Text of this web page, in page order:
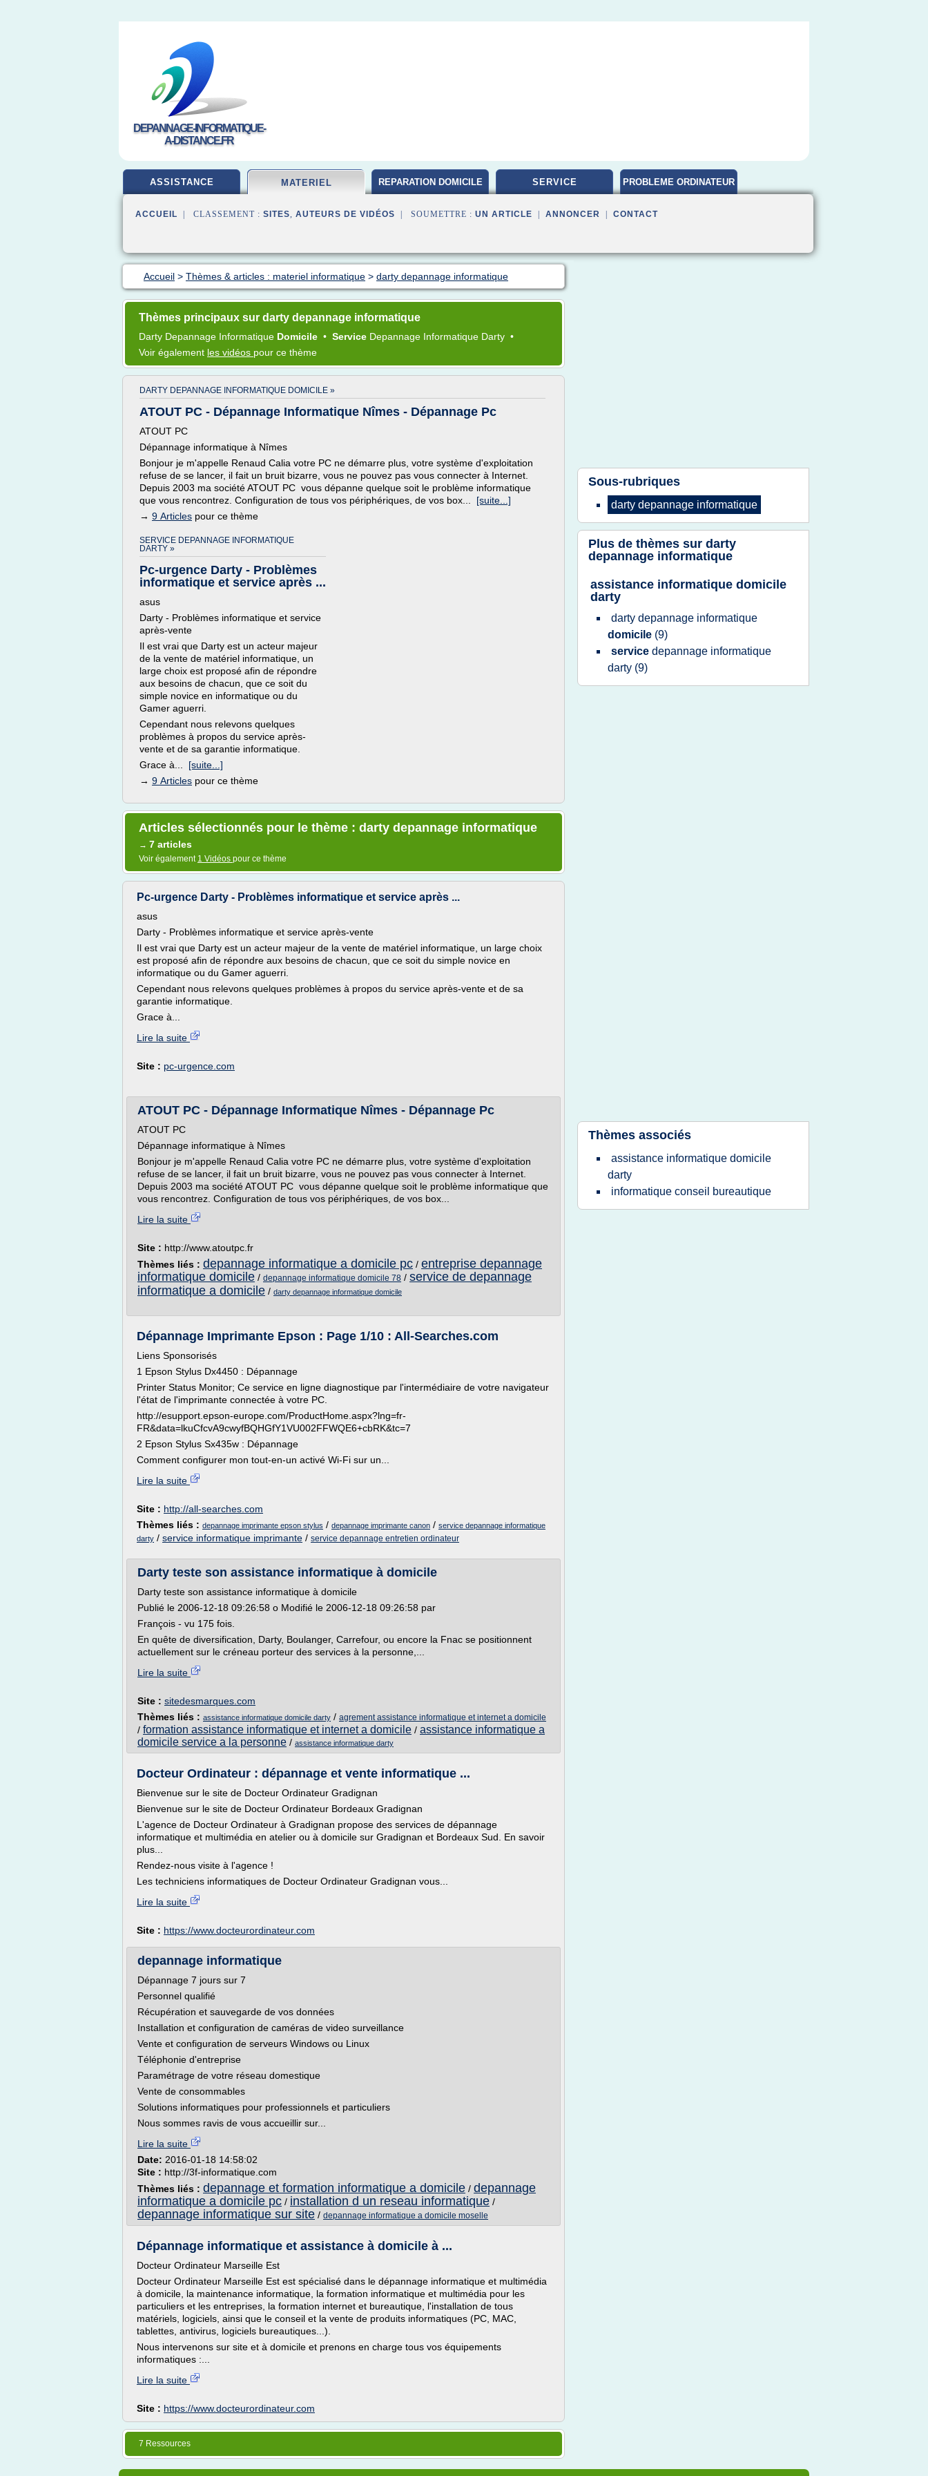
DEPANNAGE-INFORMATIQUE-
A-DISTANCE.FR
ASSISTANCE MATERIEL REPARATION DOMICILE SERVICE PROBLEME ORDINATEUR
ACCUEIL | CLASSEMENT : SITES, AUTEURS DE VIDÉOS | SOUMETTRE : UN ARTICLE ANNONCER CONTACT
Accueil > Thèmes & articles : materiel informatique > darty depannage informatique
Thèmes principaux sur darty depannage informatique
Darty Depannage Informatique Domicile • Service Depannage Informatique Darty •
Voir également les vidéos pour ce thème
DARTY DEPANNAGE INFORMATIQUE DOMICILE »
ATOUT PC - Dépannage Informatique Nîmes - Dépannage Pc
ATOUT PC
Dépannage informatique à Nîmes
Bonjour je m'appelle Renaud Calia votre PC ne démarre plus, votre système d'exploitation
refuse de se lancer, il fait un bruit bizarre, vous ne pouvez pas vous connecter à Internet.
Depuis 2003 ma société ATOUT PC vous dépanne quelque soit le problème informatique
que vous rencontrez. Configuration de tous vos périphériques, de vos box... [suite...]
→ 9 Articles pour ce thème
SERVICE DEPANNAGE INFORMATIQUE
DARTY »
Pc-urgence Darty - Problèmes
informatique et service après ...
asus
Darty - Problèmes informatique et service
après-vente
Il est vrai que Darty est un acteur majeur
de la vente de matériel informatique, un
large choix est proposé afin de répondre
aux besoins de chacun, que ce soit du
simple novice en informatique ou du
Gamer aguerri.
Cependant nous relevons quelques
problèmes à propos du service après-
vente et de sa garantie informatique.
Grace à... [suite...]
→ 9 Articles pour ce thème
Articles sélectionnés pour le thème : darty depannage informatique
→ 7 articles
Voir également 1 Vidéos pour ce thème
Pc-urgence Darty - Problèmes informatique et service après ...
asus
Darty - Problèmes informatique et service après-vente
Il est vrai que Darty est un acteur majeur de la vente de matériel informatique, un large choix
est proposé afin de répondre aux besoins de chacun, que ce soit du simple novice en
informatique ou du Gamer aguerri.
Cependant nous relevons quelques problèmes à propos du service après-vente et de sa
garantie informatique.
Grace à...
Lire la suite
Site : pc-urgence.com
ATOUT PC - Dépannage Informatique Nîmes - Dépannage Pc
ATOUT PC
Dépannage informatique à Nîmes
Bonjour je m'appelle Renaud Calia votre PC ne démarre plus, votre système d'exploitation
refuse de se lancer, il fait un bruit bizarre, vous ne pouvez pas vous connecter à Internet.
Depuis 2003 ma société ATOUT PC vous dépanne quelque soit le problème informatique que
vous rencontrez. Configuration de tous vos périphériques, de vos box...
Lire la suite
Site : http://www.atoutpc.fr
Thèmes liés : depannage informatique a domicile pc / entreprise depannage
informatique domicile / depannage informatique domicile 78 / service de depannage
informatique a domicile / darty depannage informatique domicile
Dépannage Imprimante Epson : Page 1/10 : All-Searches.com
Liens Sponsorisés
1 Epson Stylus Dx4450 : Dépannage
Printer Status Monitor; Ce service en ligne diagnostique par l'intermédiaire de votre navigateur
l'état de l'imprimante connectée à votre PC.
http://esupport.epson-europe.com/ProductHome.aspx?lng=fr-
FR&data=lkuCfcvA9cwyfBQHGfY1VU002FFWQE6+cbRK&tc=7
2 Epson Stylus Sx435w : Dépannage
Comment configurer mon tout-en-un activé Wi-Fi sur un...
Lire la suite
Site : http://all-searches.com
Thèmes liés : depannage imprimante epson stylus / depannage imprimante canon / service depannage informatique
darty / service informatique imprimante / service depannage entretien ordinateur
Darty teste son assistance informatique à domicile
Darty teste son assistance informatique à domicile
Publié le 2006-12-18 09:26:58 o Modifié le 2006-12-18 09:26:58 par
François - vu 175 fois.
En quête de diversification, Darty, Boulanger, Carrefour, ou encore la Fnac se positionnent
actuellement sur le créneau porteur des services à la personne,...
Lire la suite
Site : sitedesmarques.com
Thèmes liés : assistance informatique domicile darty / agrement assistance informatique et internet a domicile
/ formation assistance informatique et internet a domicile / assistance informatique a
domicile service a la personne / assistance informatique darty
Docteur Ordinateur : dépannage et vente informatique ...
Bienvenue sur le site de Docteur Ordinateur Gradignan
Bienvenue sur le site de Docteur Ordinateur Bordeaux Gradignan
L'agence de Docteur Ordinateur à Gradignan propose des services de dépannage
informatique et multimédia en atelier ou à domicile sur Gradignan et Bordeaux Sud. En savoir
plus...
Rendez-nous visite à l'agence !
Les techniciens informatiques de Docteur Ordinateur Gradignan vous...
Lire la suite
Site : https://www.docteurordinateur.com
depannage informatique
Dépannage 7 jours sur 7
Personnel qualifié
Récupération et sauvegarde de vos données
Installation et configuration de caméras de video surveillance
Vente et configuration de serveurs Windows ou Linux
Téléphonie d'entreprise
Paramétrage de votre réseau domestique
Vente de consommables
Solutions informatiques pour professionnels et particuliers
Nous sommes ravis de vous accueillir sur...
Lire la suite
Date: 2016-01-18 14:58:02
Site : http://3f-informatique.com
Thèmes liés : depannage et formation informatique a domicile / depannage
informatique a domicile pc / installation d un reseau informatique /
depannage informatique sur site / depannage informatique a domicile moselle
Dépannage informatique et assistance à domicile à ...
Docteur Ordinateur Marseille Est
Docteur Ordinateur Marseille Est est spécialisé dans le dépannage informatique et multimédia
à domicile, la maintenance informatique, la formation informatique et multimédia pour les
particuliers et les entreprises, la formation internet et bureautique, l'installation de tous
matériels, logiciels, ainsi que le conseil et la vente de produits informatiques (PC, MAC,
tablettes, antivirus, logiciels bureautiques...).
Nous intervenons sur site et à domicile et prenons en charge tous vos équipements
informatiques :...
Lire la suite
Site : https://www.docteurordinateur.com
7 Ressources
Sous-rubriques
darty depannage informatique
Plus de thèmes sur darty
depannage informatique
assistance informatique domicile
darty
darty depannage informatique
domicile (9)
service depannage informatique
darty (9)
Thèmes associés
assistance informatique domicile
darty
informatique conseil bureautique